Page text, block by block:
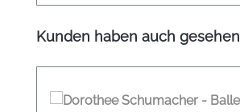
Produktgalerie überspringen
Kunden haben auch gesehen